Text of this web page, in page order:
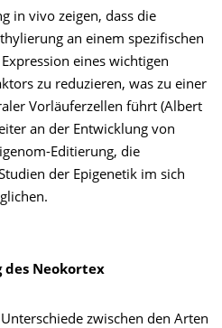
in vivo zeigen, dass die
an einem spezifischen
eines wichtigen
zu reduzieren, was zu einer
Vorläuferzellen führt (Albert
an der Entwicklung von
Editierung, die
der Epigenetik im sich
des Neokortex
zwischen den Arten